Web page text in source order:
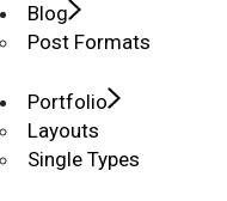
Blog
Post Formats
Portfolio
Layouts
Single Types